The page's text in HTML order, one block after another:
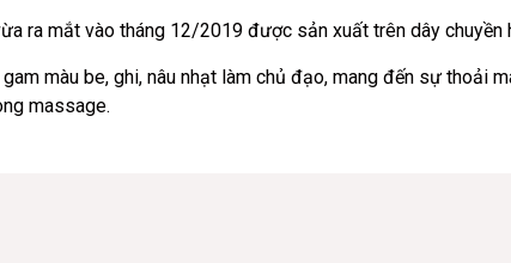
ra mắt vào tháng 12/2019 được sản xuất trên dây chuyền
màu be, ghi, nâu nhạt làm chủ đạo, mang đến sự thoải
massage.